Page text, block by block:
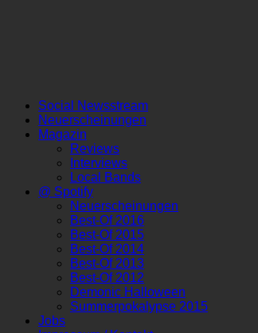
Social Newsstream
Neuerscheinungen
Magazin
Reviews
Interviews
Local Bands
@ Spotify
Neuerscheinungen
Best-Of 2016
Best-Of 2015
Best-Of 2014
Best-Of 2013
Best-Of 2012
Demonic Halloween
Summerpokalypse 2015
Jobs